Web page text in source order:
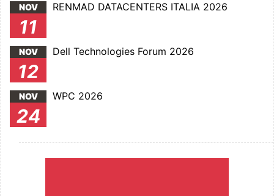
NOV
11
RENMAD DATACENTERS ITALIA 2026
NOV
12
Dell Technologies Forum 2026
NOV
24
WPC 2026